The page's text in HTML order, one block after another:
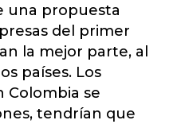
una propuesta
del primer
la mejor parte, al
países. Los
Colombia se
tendrían que